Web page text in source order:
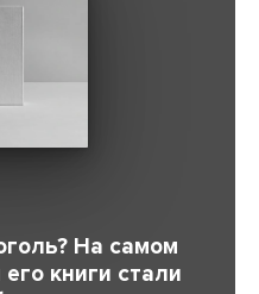
На самом
книги стали